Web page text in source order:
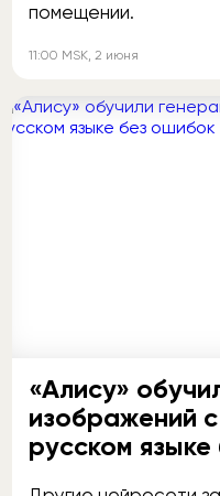
помещении.
11:00 MSK, 2 июня
«Алису»
изображений
русском